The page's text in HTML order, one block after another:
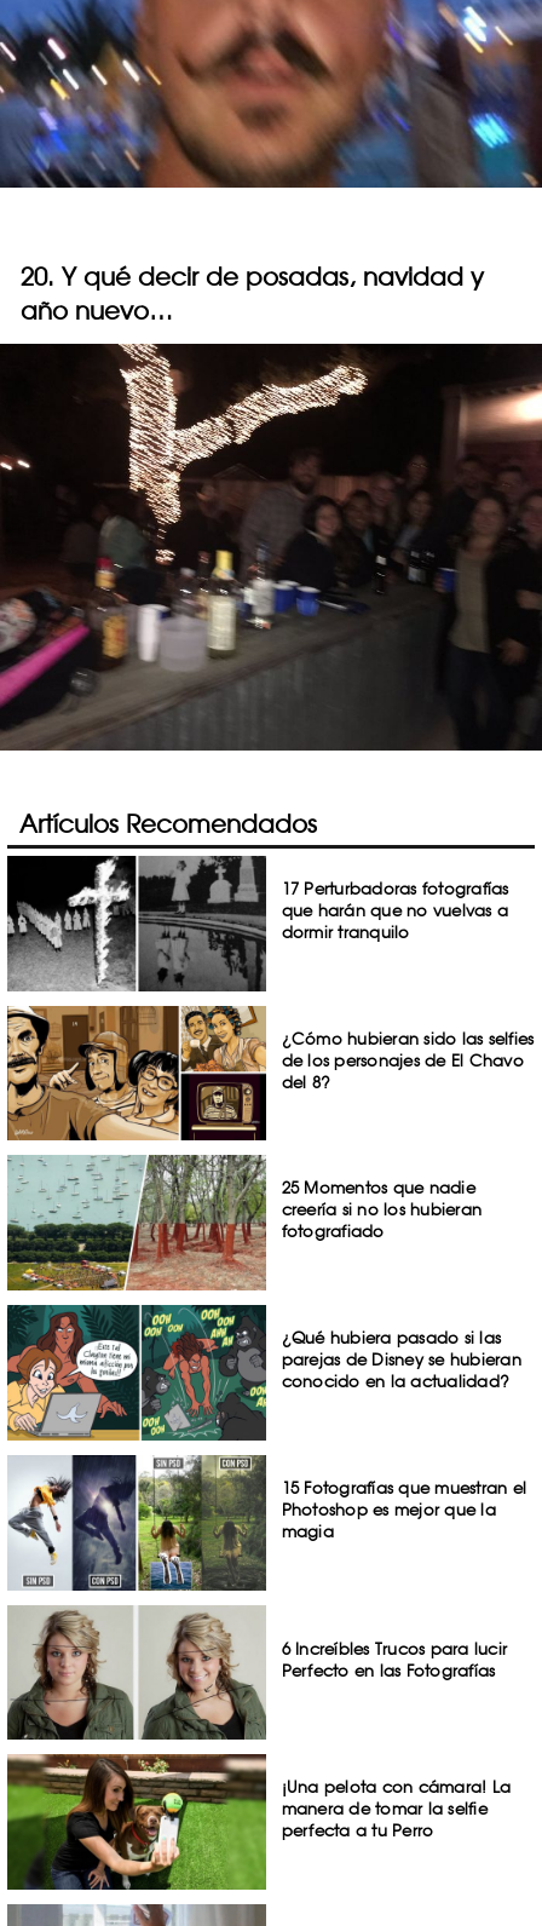
20. Y qué decir de posadas, navidad y
año nuevo…
Artículos Recomendados
17 Perturbadoras fotografías
que harán que no vuelvas a
dormir tranquilo
¿Cómo hubieran sido las selfies
de los personajes de El Chavo
del 8?
25 Momentos que nadie
creería si no los hubieran
fotografiado
¿Qué hubiera pasado si las
parejas de Disney se hubieran
conocido en la actualidad?
15 Fotografías que muestran el
Photoshop es mejor que la
magia
6 Increíbles Trucos para lucir
Perfecto en las Fotografías
¡Una pelota con cámara! La
manera de tomar la selfie
perfecta a tu Perro